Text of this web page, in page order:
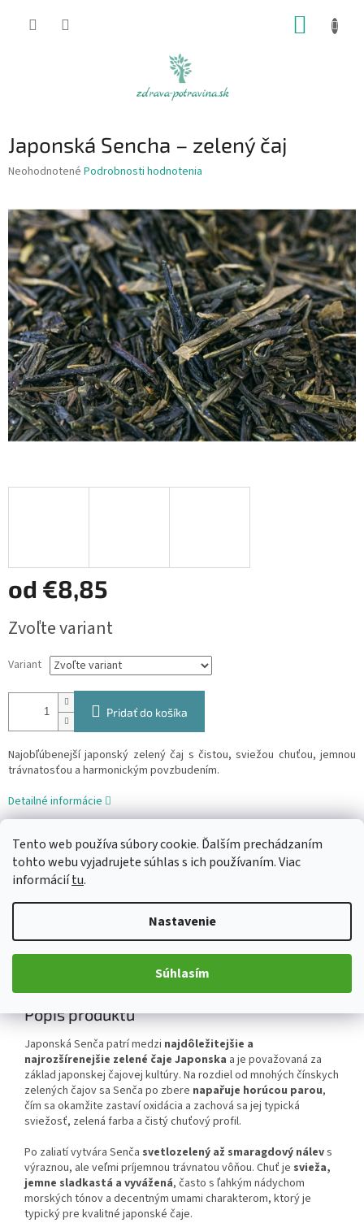
Tento web používa súbory cookie. Ďalším prechádzaním
tohto webu vyjadrujete súhlas s ich používaním. Viac
informáciítu.
Nastavenie
Súhlasím
Japonská Sencha – zelený čaj
Priemerné
je
0,0
z
5
hviezdičiek.
Neohodnotené Podrobnosti hodnotenia
od €8,85
cena:
Zvoľte variant
Variant
Pridať do košíka
Najobľúbenejší japonský zelený čaj s čistou, sviežou chuťou, jemnou
trávnatosťou a harmonickým povzbudením.
Detailné informácie
OPÝTAŤ SA ZDIEĽAŤ
Popis Diskusia
Popis produktu
Japonská Senča patrí medzi najdôležitejšie a
najrozšírenejšie zelené čaje Japonska a je považovaná za
základ japonskej čajovej kultúry. Na rozdiel od mnohých čínskych
zelených čajov sa Senča po zbere napařuje horúcou parou,
čím sa okamžite zastaví oxidácia a zachová sa jej typická
sviežosť, zelená farba a čistý chuťový profil.
Po zaliatí vytvára Senča svetlozelený až smaragdový nálevs
výraznou, ale veľmi príjemnou trávnatou vôňou. Chuť je svieža,
jemne sladkastá a vyvážená, často s ľahkým nádychom
morských tónov a decentným umami charakterom, ktorý je
typický pre kvalitné japonské čaje.